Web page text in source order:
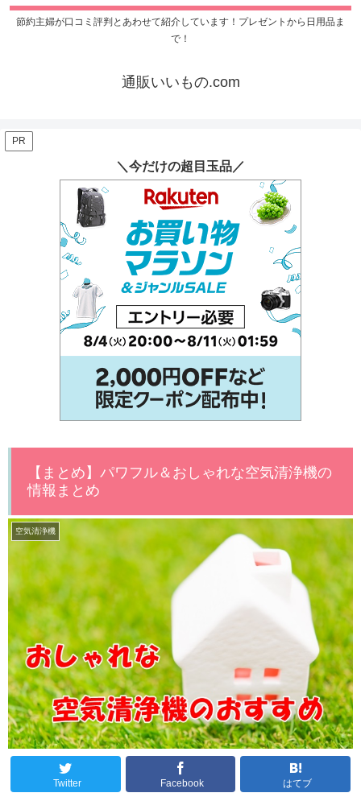
節約主婦が口コミ評判とあわせて紹介しています！プレゼントから日用品ま
で！
通販いいもの.com
PR
＼今だけの超目玉品／
【まとめ】パワフル＆おしゃれな空気清浄機の
情報まとめ
空気清浄機
Twitter Facebook はてブ